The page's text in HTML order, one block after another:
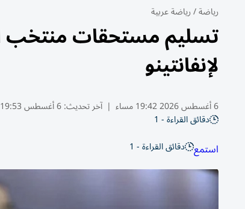
رياضة/رياضة عربية
تسليم مستحقات منتخب
لإنفانتينو
6 أغسطس 2026 19:42 مساء | آخر تحديث:6 أغسطس 19:53 2026
دقائق القراءة - 1
استمع دقائق القراءة - 1